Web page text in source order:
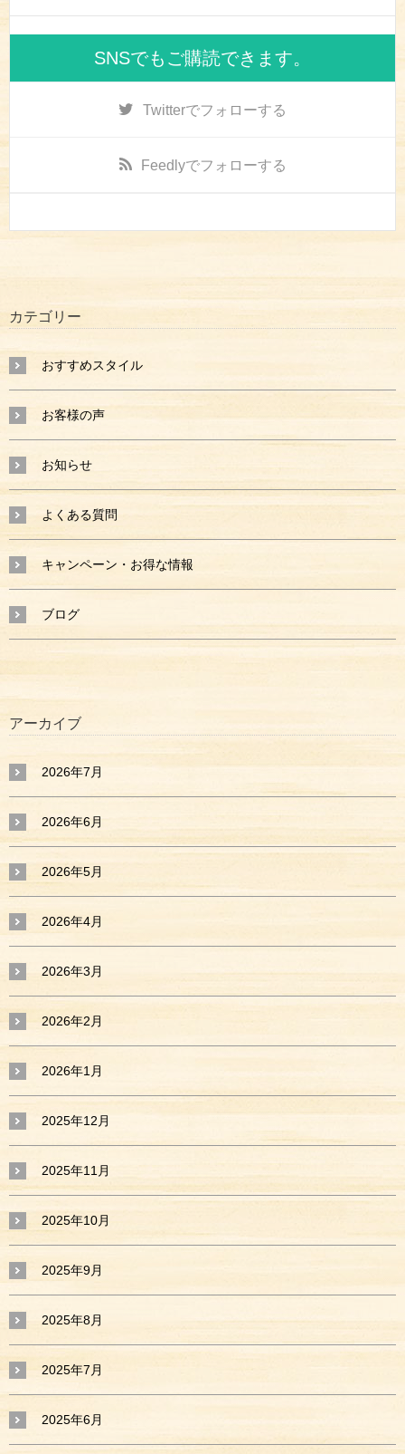
SNSでもご購読できます。
Twitterでフォローする
Feedlyでフォローする
カテゴリー
おすすめスタイル
お客様の声
お知らせ
よくある質問
キャンペーン・お得な情報
ブログ
アーカイブ
2026年7月
2026年6月
2026年5月
2026年4月
2026年3月
2026年2月
2026年1月
2025年12月
2025年11月
2025年10月
2025年9月
2025年8月
2025年7月
2025年6月